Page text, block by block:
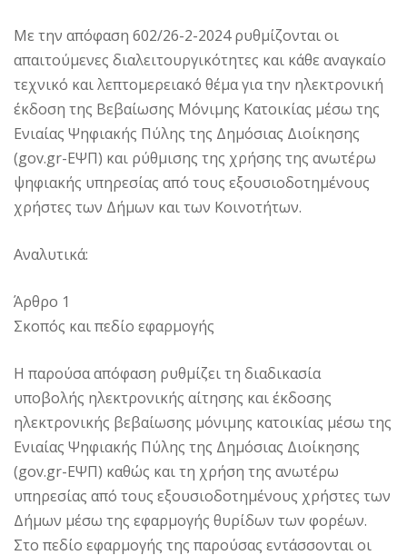
Με την απόφαση 602/26-2-2024 ρυθμίζονται οι
απαιτούμενες διαλειτουργικότητες και κάθε αναγκαίο
τεχνικό και λεπτομερειακό θέμα για την ηλεκτρονική
έκδοση της Βεβαίωσης Μόνιμης Κατοικίας μέσω της
Ενιαίας Ψηφιακής Πύλης της Δημόσιας Διοίκησης
(gov.gr-ΕΨΠ) και ρύθμισης της χρήσης της ανωτέρω
ψηφιακής υπηρεσίας από τους εξουσιοδοτημένους
χρήστες των Δήμων και των Κοινοτήτων.
Αναλυτικά:
Άρθρο 1
Σκοπός και πεδίο εφαρμογής
Η παρούσα απόφαση ρυθμίζει τη διαδικασία
υποβολής ηλεκτρονικής αίτησης και έκδοσης
ηλεκτρονικής βεβαίωσης μόνιμης κατοικίας μέσω της
Ενιαίας Ψηφιακής Πύλης της Δημόσιας Διοίκησης
(gov.gr-ΕΨΠ) καθώς και τη χρήση της ανωτέρω
υπηρεσίας από τους εξουσιοδοτημένους χρήστες των
Δήμων μέσω της εφαρμογής θυρίδων των φορέων.
Στο πεδίο εφαρμογής της παρούσας εντάσσονται οι